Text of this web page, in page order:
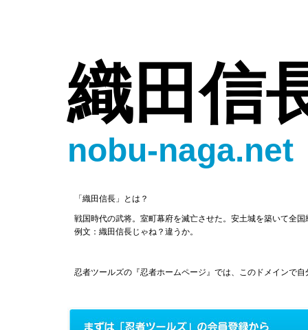
織田信
nobu-naga.net
「織田信長」とは？
戦国時代の武将。室町幕府を滅亡させた。安土城を築いて全
例文：織田信長じゃね？違うか。
忍者ツールズの『忍者ホームページ』では、このドメインで